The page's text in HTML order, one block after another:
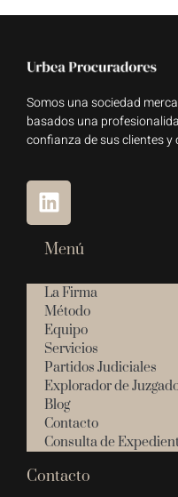
Somos una sociedad
basados una
confianza de sus clientes
Menú
La Firma
Método
Equipo
Servicios
Partidos Judiciales
Explorador de
Blog
Contacto
Consulta de
Contacto